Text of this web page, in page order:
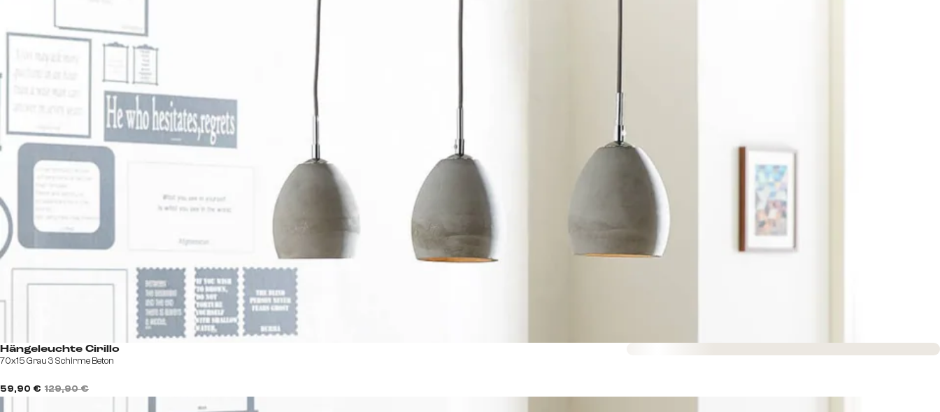
Hängeleuchte Cirillo
70x15 Grau 3 Schirme Beton
59,90 € 129,90 €
Sofort versandfertig